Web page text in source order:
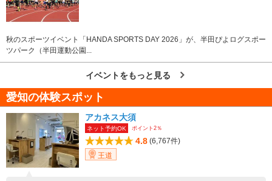
秋のスポーツイベント「HANDA SPORTS DAY 2026」が、半田ぴよログスポー
ツパーク（半田運動公園...
イベントをもっと見る
愛知の体験スポット
アカネス大須
ネット予約OK ポイント2％
4.8 (6,767件)
王道